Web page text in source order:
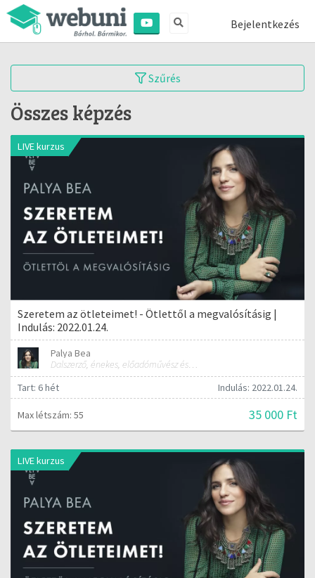
Bejelentkezés
Szűrés
Összes képzés
LIVE kurzus
Szeretem az ötleteimet! - Ötlettől a megvalósításig |
Indulás: 2022.01.24.
Palya Bea
Dalszerző, énekes, előadóművész és tréner
Tart: 6 hét
Indulás: 2022.01.24.
Max létszám: 55 35 000 Ft
LIVE kurzus